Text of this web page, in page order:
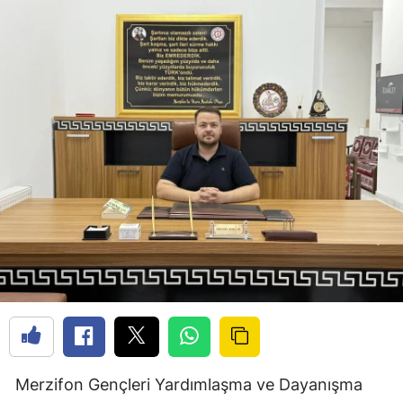
Merzifon Gençleri Yardımlaşma ve Dayanışma